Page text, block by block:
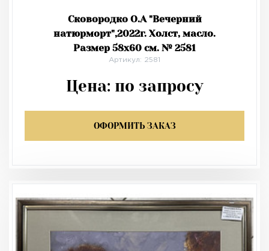
Сковородко О.А "Вечерний
натюрморт",2022г. Холст, масло.
Размер 58х60 см. № 2581
Артикул: 2581
Цена: по запросу
ОФОРМИТЬ ЗАКАЗ